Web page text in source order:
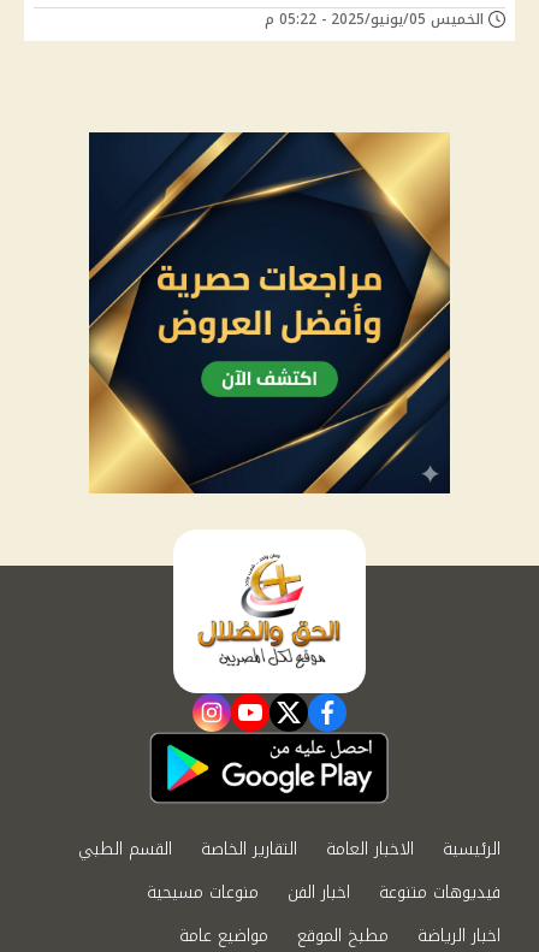
الخميس 05/يونيو/2025 - 05:22 م
facebook
twitter
youtube
instagram
الرئيسية الاخبار العامة التقارير الخاصة
القسم الطبي
فيديوهات متنوعة
اخبار الفن
منوعات مسيحية
اخبار الرياضة
مطبخ الموقع مواضيع عامة